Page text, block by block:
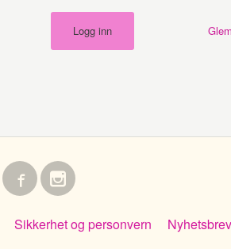
Sikkerhet og personvern
Nyhetsbrev